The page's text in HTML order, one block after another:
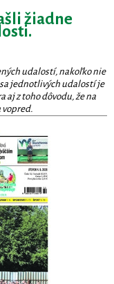
žiadne
udalostí, nakoľko nie
jednotlivých udalostí je
aj z toho dôvodu, že na